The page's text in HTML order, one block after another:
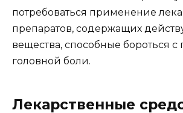
потребоваться применение
препаратов, содержащих
вещества, способные бороться
головной боли.
Лекарственные